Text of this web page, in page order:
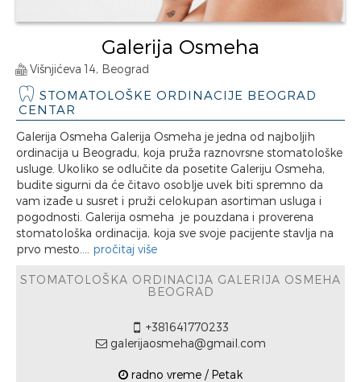
Galerija Osmeha
Višnjićeva 14, Beograd
STOMATOLOŠKE ORDINACIJE BEOGRAD
CENTAR
Galerija Osmeha Galerija Osmeha je jedna od najboljih
ordinacija u Beogradu, koja pruža raznovrsne stomatološke
usluge. Ukoliko se odlučite da posetite Galeriju Osmeha,
budite sigurni da će čitavo osoblje uvek biti spremno da
vam izađe u susret i pruži celokupan asortiman usluga i
pogodnosti. Galerija osmeha je pouzdana i proverena
stomatološka ordinacija, koja sve svoje pacijente stavlja na
prvo mesto.... pročitaj više
STOMATOLOŠKA ORDINACIJA GALERIJA OSMEHA
BEOGRAD
+381641770233
galerijaosmeha@gmail.com
radno vreme / Petak